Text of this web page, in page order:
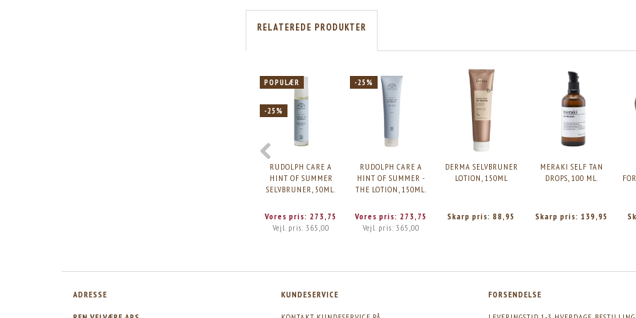
RELATEREDE PRODUKTER
POPULÆR
-25%
RUDOLPH CARE A
HINT OF SUMMER
SELVBRUNER, 50ML.
Vores pris: 273,75
Vejl. pris:365,00
-25%
RUDOLPH CARE A
HINT OF SUMMER -
THE LOTION, 150ML.
Vores pris: 273,75
Vejl. pris:365,00
DERMA SELVBRUNER
LOTION, 150ML
Skarp pris:88,95
MERAKI SELF TAN
DROPS, 100 ML.
Skarp pris: 139,95
ADRESSE KUNDESERVICE FORSENDELSE